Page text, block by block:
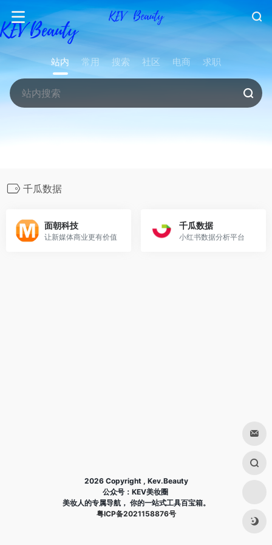
站内 常用 搜索 社区 电商 求职
千瓜数据
面朝科技
让新媒体商业更有价值
千瓜数据
小红书数据分析平台
2026 Copyright , Kev.Beauty
公众号：KEV美妆圈
美妆人的专属导航， 你的一站式工具百宝箱。
粤ICP备2021158876号